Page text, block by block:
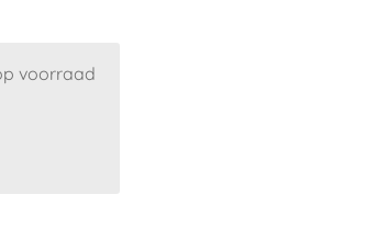
voorraad